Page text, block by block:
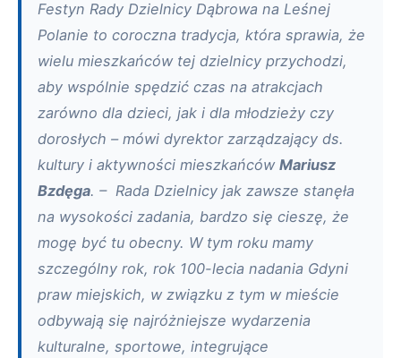
Festyn Rady Dzielnicy Dąbrowa na Leśnej
Polanie to coroczna tradycja, która sprawia, że
wielu mieszkańców tej dzielnicy przychodzi,
aby wspólnie spędzić czas na atrakcjach
zarówno dla dzieci, jak i dla młodzieży czy
dorosłych – mówi dyrektor zarządzający ds.
kultury i aktywności mieszkańców Mariusz
Bzdęga. – Rada Dzielnicy jak zawsze stanęła
na wysokości zadania, bardzo się cieszę, że
mogę być tu obecny. W tym roku mamy
szczególny rok, rok 100-lecia nadania Gdyni
praw miejskich, w związku z tym w mieście
odbywają się najróżniejsze wydarzenia
kulturalne, sportowe, integrujące